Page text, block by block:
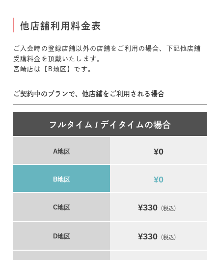
他店舗利用料金表
ご入会時の登録店舗以外の店舗をご利用の場合、下記他店舗
受講料金を頂戴いたします。
宮崎店は【B地区】です。
ご契約中のプランで、他店舗をご利用される場合
フルタイム / デイタイムの場合
A地区 ¥0
B地区 ¥0
C地区 ¥330（税込）
D地区 ¥330（税込）